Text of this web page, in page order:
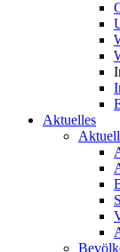
Aktuelles